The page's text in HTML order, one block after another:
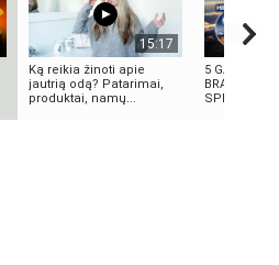
15:17
Ką reikia žinoti apie
jautrią odą? Patarimai,
produktai, namų...
5
SPROGIMAI